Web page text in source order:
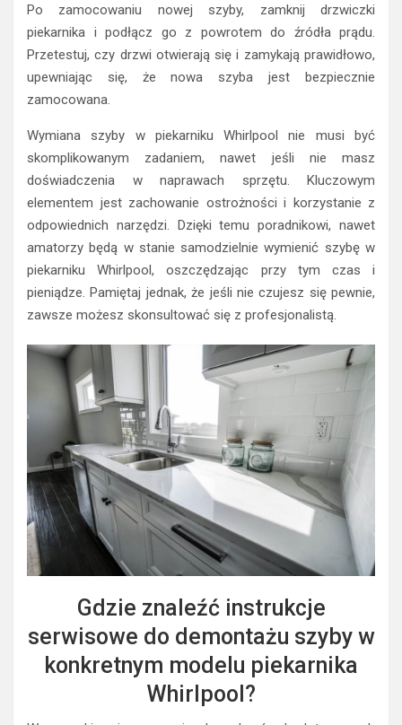
Po zamocowaniu nowej szyby, zamknij drzwiczki
piekarnika i podłącz go z powrotem do źródła prądu.
Przetestuj, czy drzwi otwierają się i zamykają prawidłowo,
upewniając się, że nowa szyba jest bezpiecznie
zamocowana.
Wymiana szyby w piekarniku Whirlpool nie musi być
skomplikowanym zadaniem, nawet jeśli nie masz
doświadczenia w naprawach sprzętu. Kluczowym
elementem jest zachowanie ostrożności i korzystanie z
odpowiednich narzędzi. Dzięki temu poradnikowi, nawet
amatorzy będą w stanie samodzielnie wymienić szybę w
piekarniku Whirlpool, oszczędzając przy tym czas i
pieniądze. Pamiętaj jednak, że jeśli nie czujesz się pewnie,
zawsze możesz skonsultować się z profesjonalistą.
Gdzie znaleźć instrukcje
serwisowe do demontażu szyby w
konkretnym modelu piekarnika
Whirlpool?